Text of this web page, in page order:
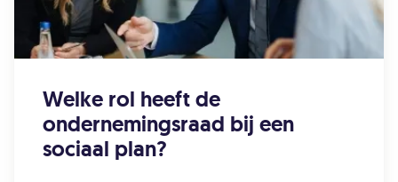
Welke rol heeft de
ondernemingsraad bij een
sociaal plan?